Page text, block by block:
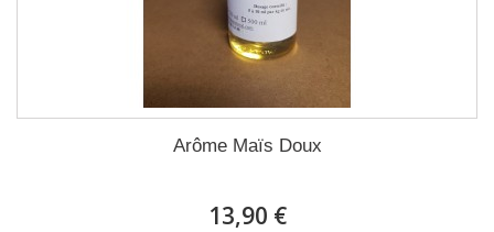
Arôme Maïs Doux
13,90 €